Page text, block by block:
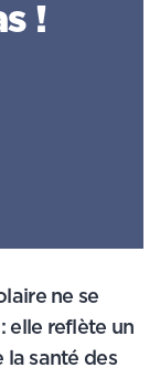
!
ne se
elle reflète un
la santé des